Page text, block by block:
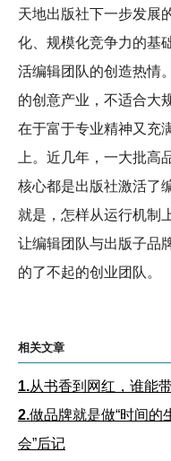
天地出版社下一步发展
化、规模化竞争力的基
活编辑团队的创造热情
的创意产业，不适合大
在于富于专业精神又充
上。近几年，一大批高
核心都是出版社激活了
就是，怎样从运行机制
让编辑团队与出版子品
的了不起的创业团队。
相关文章
1.从书香到网红，谁能
2.做品牌就是做“时间
会”后记